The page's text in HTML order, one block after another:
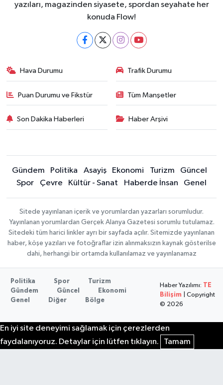
yazıları, magazinden siyasete, spordan seyahate her
konuda Flow!
Hava Durumu Trafik Durumu
Puan Durumu ve Fikstür Tüm Manşetler
Son Dakika Haberleri Haber Arşivi
Gündem Politika Asayiş Ekonomi Turizm
Güncel
Spor
Çevre Kültür - Sanat Haberde İnsan Genel
Sitede yayınlanan içerik ve yorumlardan yazarları sorumludur.
Yayınlanan yorumlardan Gerçek Alanya Gazetesi sorumlu tutulamaz.
Sitedeki tüm harici linkler ayrı bir sayfada açılır. Sitemizde yayınlanan
haber, köşe yazıları ve fotoğraflar izin alınmaksızın kaynak gösterilse
dahi, herhangi bir ortamda kullanılamaz ve yayınlanamaz
Politika Spor
Turizm
Gündem
Güncel
Ekonomi
Genel
Diğer Bölge
Haber Yazılımı:
TE
Bilişim | Copyright
© 2026
En iyi site deneyimi sağlamak için çerezlerden
faydalanıyoruz. Detaylar için lütfen tıklayın.
Tamam